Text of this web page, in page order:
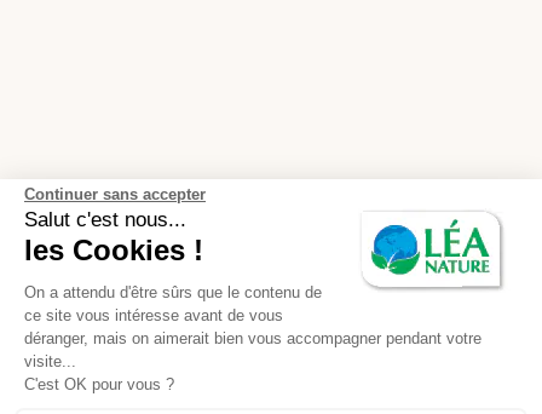
Continuer sans accepter
Salut c'est nous...
les Cookies !
On a attendu d'être sûrs que le contenu de
ce site vous intéresse avant de vous
déranger, mais on aimerait bien vous accompagner pendant votre
visite...
C'est OK pour vous ?